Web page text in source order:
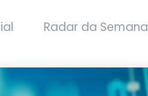
Radar da Semana